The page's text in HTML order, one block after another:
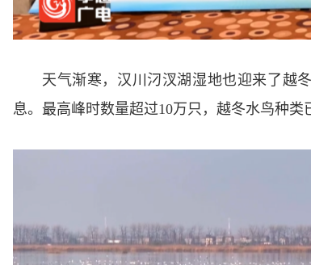
天气渐寒，汉川汈汊湖湿地也迎来了越
息。最高峰时数量超过10万只，越冬水鸟种类